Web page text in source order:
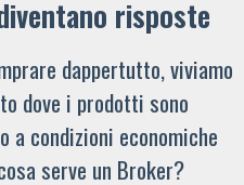
risposte
dappertutto, viviamo
dove i prodotti sono
a condizioni economiche
serve un Broker?